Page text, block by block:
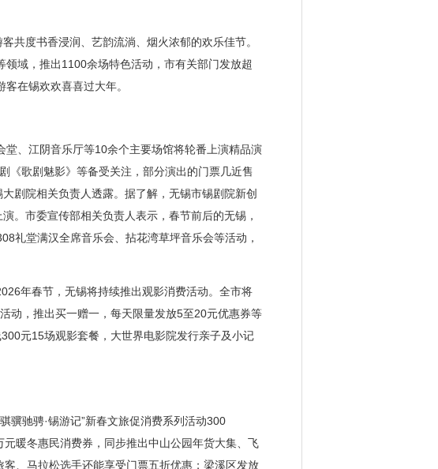
度书香浸润、艺韵流淌、烟火浓郁的欢乐佳节。
域，推出1100余场特色活动，市有关部门发放超
在锡欢欢喜喜过大年。
、江阴音乐厅等10余个主要场馆将轮番上演精品演
《歌剧魅影》等备受关注，部分演出的门票几近售
剧院相关负责人透露。据了解，无锡市锡剧院新创
。市委宣传部相关负责人表示，春节前后的无锡，
礼堂满汉全席音乐会、拈花湾草坪音乐会等活动，
年春节，无锡将持续推出观影消费活动。全市将
动，推出买一赠一，每天限量发放5至20元优惠券等
元15场观影套餐，大世界电影院发行亲子及小记
驰骋·锡游记”新春文旅促消费系列活动300
暖冬惠民消费券，同步推出中山公园年货大集、飞
、马拉松选手还能享受门票五折优惠；梁溪区发放